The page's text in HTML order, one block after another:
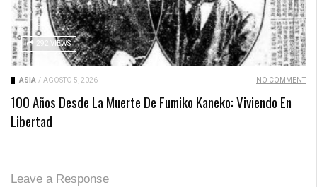
292 VIEWS
ASIA / AGOSTO 5, 2026 NO COMMENT
100 Años Desde La Muerte De Fumiko Kaneko: Viviendo En
Libertad
Leave a Response